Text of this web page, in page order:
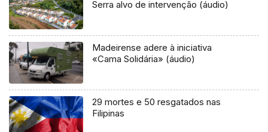
Serra alvo de intervenção (áudio)
Madeirense adere à iniciativa
«Cama Solidária» (áudio)
29 mortes e 50 resgatados nas
Filipinas